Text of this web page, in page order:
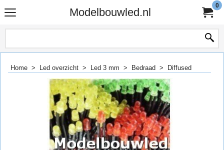
Modelbouwled.nl
0
Home > Led overzicht > Led 3 mm > Bedraad > Diffused